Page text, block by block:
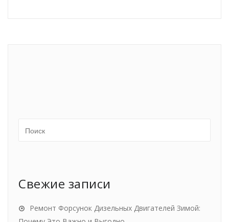
Свежие записи
Ремонт Форсунок Дизельных Двигателей Зимой: